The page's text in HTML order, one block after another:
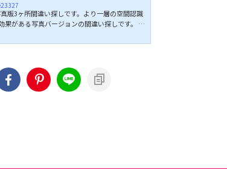
版3ヶ所間違い探しです。より一層の空間認識
果がある写真バージョンの間違い探しです。 違
てくださいね。 ↓↓続きは動画でどうぞ↓↓ こ